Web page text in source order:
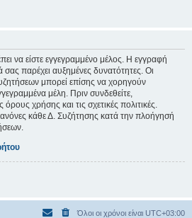
να είστε εγγεγραμμένο μέλος. Η εγγραφή
σας παρέχει αυξημένες δυνατότητες. Οι
μπορεί επίσης να χορηγούν
μέλη. Πριν συνδεθείτε,
όρους χρήσης και τις σχετικές πολιτικές.
κάθε Δ. Συζήτησης κατά την πλοήγησή
Όλοι οι χρόνοι είναι UTC+03:00